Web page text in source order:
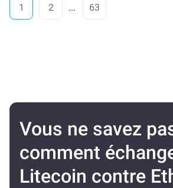
1 2 ... 63
Vous ne savez
comment
Litecoin contre